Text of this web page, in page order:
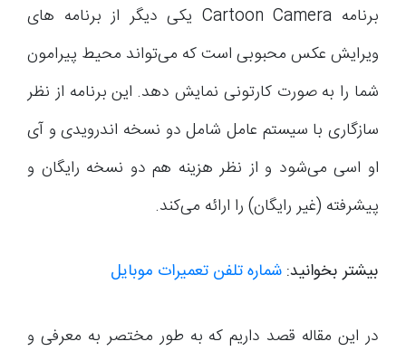
برنامه Cartoon Camera یکی دیگر از برنامه های
ویرایش عکس محبوبی است که می‌تواند محیط پیرامون
شما را به صورت کارتونی نمایش دهد. این برنامه از نظر
سازگاری با سیستم عامل شامل دو نسخه اندرویدی و آی
او اسی می‌شود و از نظر هزینه هم دو نسخه رایگان و
پیشرفته (غیر رایگان) را ارائه می‌کند.
بیشتر بخوانید: شماره تلفن تعمیرات موبایل
در این مقاله قصد داریم که به طور مختصر به معرفی و